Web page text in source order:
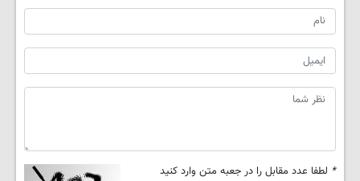
* لطفا عدد مقابل را در جعبه متن وارد کنید